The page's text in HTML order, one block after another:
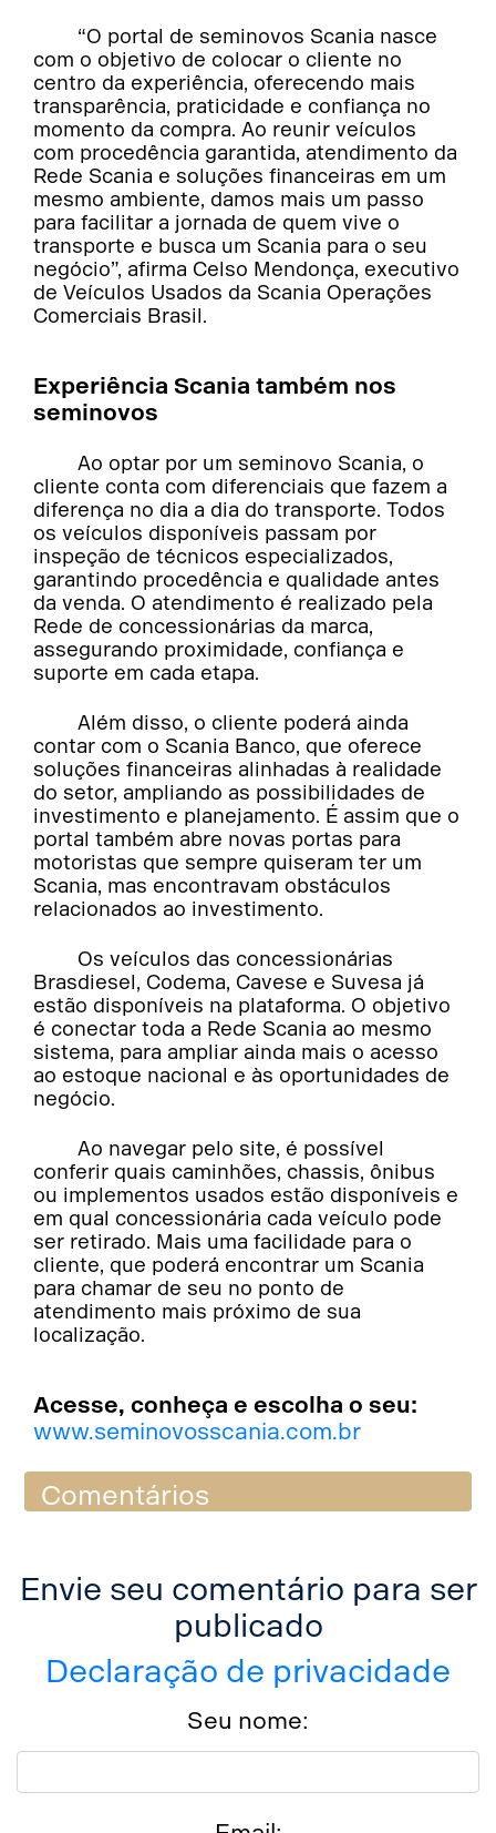
“O portal de seminovos Scania nasce
com o objetivo de colocar o cliente no
centro da experiência, oferecendo mais
transparência, praticidade e confiança no
momento da compra. Ao reunir veículos
com procedência garantida, atendimento da
Rede Scania e soluções financeiras em um
mesmo ambiente, damos mais um passo
para facilitar a jornada de quem vive o
transporte e busca um Scania para o seu
negócio”, afirma Celso Mendonça, executivo
de Veículos Usados da Scania Operações
Comerciais Brasil.
Experiência Scania também nos
seminovos
Ao optar por um seminovo Scania, o
cliente conta com diferenciais que fazem a
diferença no dia a dia do transporte. Todos
os veículos disponíveis passam por
inspeção de técnicos especializados,
garantindo procedência e qualidade antes
da venda. O atendimento é realizado pela
Rede de concessionárias da marca,
assegurando proximidade, confiança e
suporte em cada etapa.
Além disso, o cliente poderá ainda
contar com o Scania Banco, que oferece
soluções financeiras alinhadas à realidade
do setor, ampliando as possibilidades de
investimento e planejamento. É assim que o
portal também abre novas portas para
motoristas que sempre quiseram ter um
Scania, mas encontravam obstáculos
relacionados ao investimento.
Os veículos das concessionárias
Brasdiesel, Codema, Cavese e Suvesa já
estão disponíveis na plataforma. O objetivo
é conectar toda a Rede Scania ao mesmo
sistema, para ampliar ainda mais o acesso
ao estoque nacional e às oportunidades de
negócio.
Ao navegar pelo site, é possível
conferir quais caminhões, chassis, ônibus
ou implementos usados estão disponíveis e
em qual concessionária cada veículo pode
ser retirado. Mais uma facilidade para o
cliente, que poderá encontrar um Scania
para chamar de seu no ponto de
atendimento mais próximo de sua
localização.
Acesse, conheça e escolha o seu:
www.seminovosscania.com.br
Comentários
Envie seu comentário para ser
publicado
Declaração de privacidade
Seu nome: